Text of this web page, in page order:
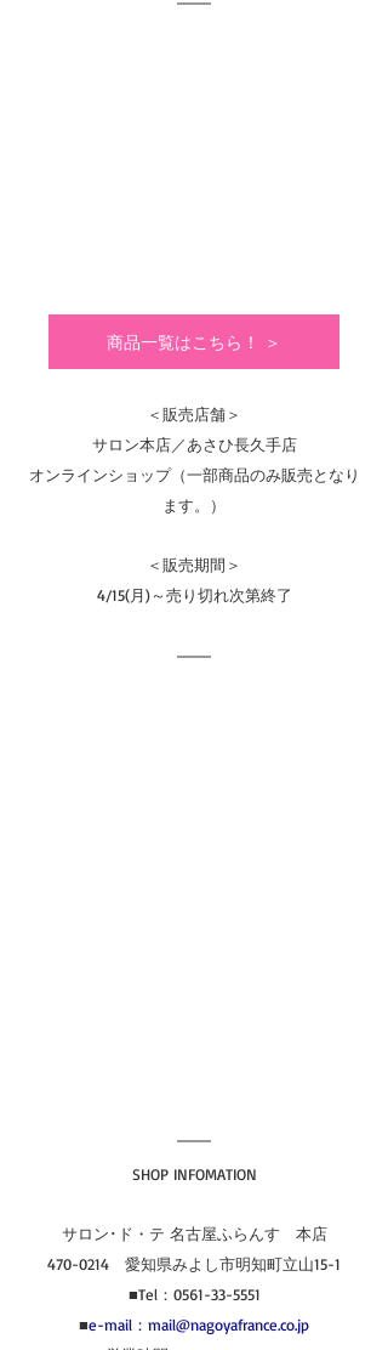
商品一覧はこちら！ ＞
＜販売店舗＞
サロン本店／あさひ長久手店
オンラインショップ（一部商品のみ販売となり
ます。）
＜販売期間＞
4/15(月)～売り切れ次第終了
SHOP INFOMATION
サロン･ド・テ 名古屋ふらんす　本店
470-0214　愛知県みよし市明知町立山15-1
■Tel：0561-33-5551
■e-mail：mail@nagoyafrance.co.jp